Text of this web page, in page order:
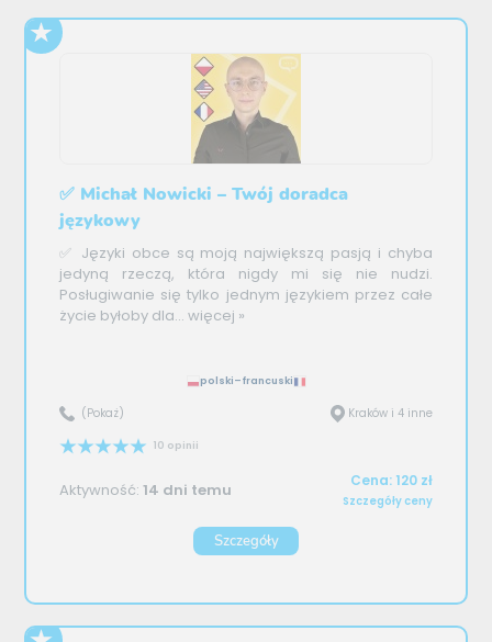
✅ Michał Nowicki – Twój doradca
językowy
✅ Języki obce są moją największą pasją i chyba
jedyną rzeczą, która nigdy mi się nie nudzi.
Posługiwanie się tylko jednym językiem przez całe
życie byłoby dla... więcej »
polski–francuski
(Pokaż) Kraków i 4 inne
10 opinii
Aktywność:14 dni temu Cena: 120 zł
Szczegóły ceny
Szczegóły